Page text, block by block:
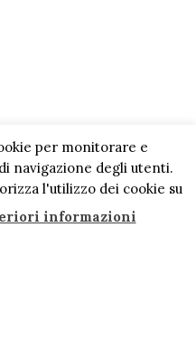
per monitorare e
navigazione degli utenti.
l'utilizzo dei cookie su
informazioni